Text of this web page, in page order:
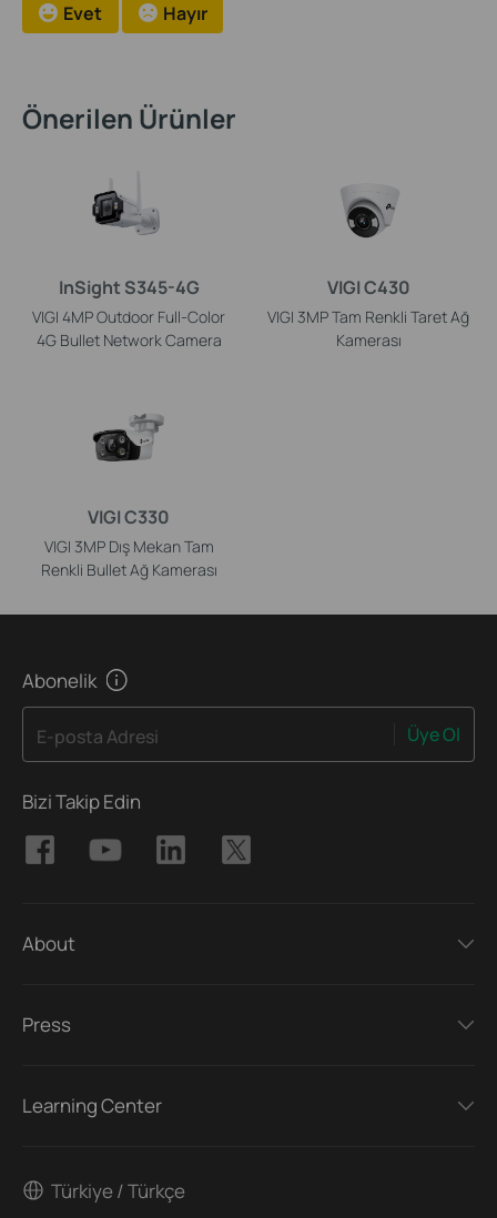
Evet Hayır
Önerilen Ürünler
InSight S345-4G
VIGI 4MP Outdoor Full-Color
4G Bullet Network Camera
VIGI C430
VIGI 3MP Tam Renkli Taret Ağ
Kamerası
VIGI C330
VIGI 3MP Dış Mekan Tam
Renkli Bullet Ağ Kamerası
Abonelik
E-posta Adresi Üye Ol
Bizi Takip Edin
About
Press
Learning Center
Türkiye / Türkçe